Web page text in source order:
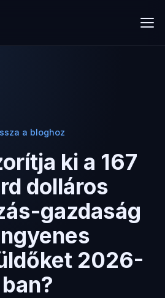
a bloghoz
ki a 167
dolláros
gazdaság
2026-
ban?